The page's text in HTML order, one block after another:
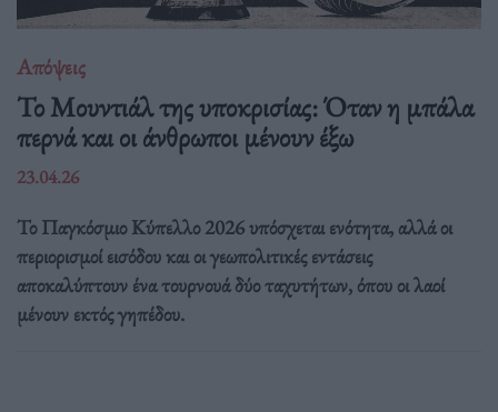
Απόψεις
Το Μουντιάλ της υποκρισίας: Όταν η μπάλα
περνά και οι άνθρωποι μένουν έξω
23.04.26
Το Παγκόσμιο Κύπελλο 2026 υπόσχεται ενότητα, αλλά οι
περιορισμοί εισόδου και οι γεωπολιτικές εντάσεις
αποκαλύπτουν ένα τουρνουά δύο ταχυτήτων, όπου οι λαοί
μένουν εκτός γηπέδου.